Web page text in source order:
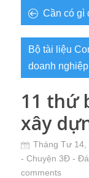
Cần có gì
Bộ tài liệu
doanh
11 thứ
xây
Tháng Tư 14,
- Chuyện 3Đ -
comments